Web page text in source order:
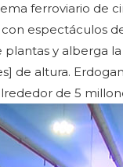
ferroviario de
espectáculos
y alberga
de altura.
de 5